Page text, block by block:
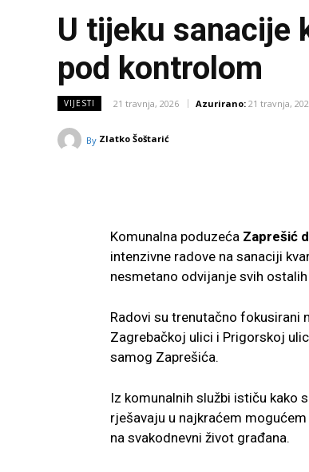
U tijeku sanacije
pod kontrolom
VIJESTI 21 travnja, 2026 Azurirano: 21 travnja,
By Zlatko Šoštarić
Komunalna poduzeća Zaprešić
intenzivne radove na sanaciji
nesmetano odvijanje svih
Radovi su trenutačno fokusirani
Zagrebačkoj ulici i Prigorskoj
samog Zaprešića.
Iz komunalnih službi ističu kako
rješavaju u najkraćem
na svakodnevni život građana.